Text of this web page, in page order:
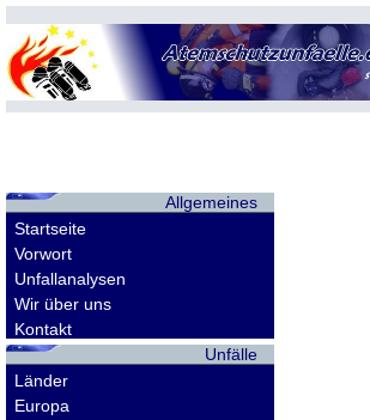
Allgemeines
Startseite
Vorwort
Unfallanalysen
Wir über uns
Kontakt
Unfälle
Länder
Europa